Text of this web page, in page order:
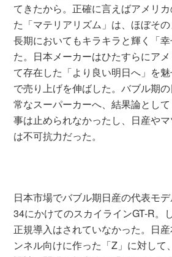
てきたから。正確に言えばアメリ
た「マテリアリズム」は、ほぼそ
長期においてもキラキラと輝く「
た。日本メーカーはひたすらにア
て存在した「より良い明日へ」を
で売り上げを伸ばした。バブル期
常なスーパーカーへ、結果論とし
事は止められなかったし、日産や
は不可抗力だった。
日本市場でバブル期日産の代表モ
34にかけてのスカイラインGT-R。
正規導入はされていなかった。日
ンネル向けに作った「Z」に対して